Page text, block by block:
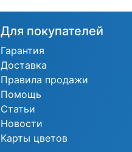
Для покупателей
Гарантия
Доставка
Правила продажи
Помощь
Статьи
Новости
Карты цветов